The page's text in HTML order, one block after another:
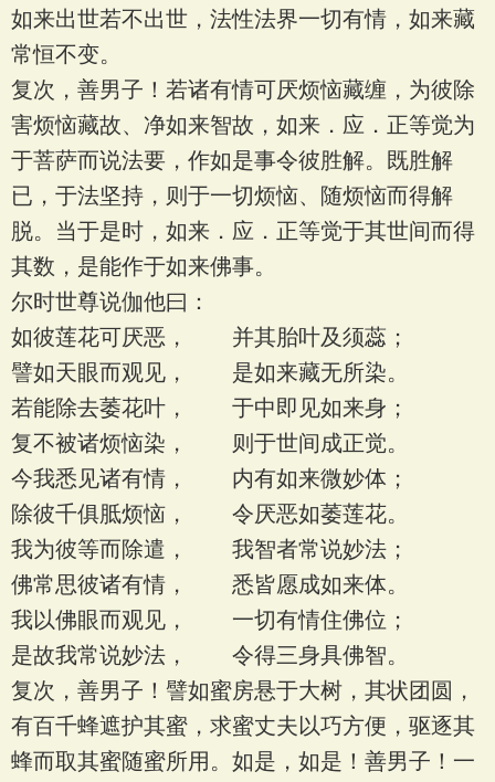
如来出世若不出世，法性法界一切有情，如来藏
常恒不变。
复次，善男子！若诸有情可厌烦恼藏缠，为彼除
害烦恼藏故、净如来智故，如来．应．正等觉为
于菩萨而说法要，作如是事令彼胜解。既胜解
已，于法坚持，则于一切烦恼、随烦恼而得解
脱。当于是时，如来．应．正等觉于其世间而得
其数，是能作于如来佛事。
尔时世尊说伽他曰：
如彼莲花可厌恶， 并其胎叶及须蕊；
譬如天眼而观见， 是如来藏无所染。
若能除去萎花叶， 于中即见如来身；
复不被诸烦恼染， 则于世间成正觉。
今我悉见诸有情， 内有如来微妙体；
除彼千俱胝烦恼， 令厌恶如萎莲花。
我为彼等而除遣， 我智者常说妙法；
佛常思彼诸有情， 悉皆愿成如来体。
我以佛眼而观见， 一切有情住佛位；
是故我常说妙法， 令得三身具佛智。
复次，善男子！譬如蜜房悬于大树，其状团圆，
有百千蜂遮护其蜜，求蜜丈夫以巧方便，驱逐其
蜂而取其蜜随蜜所用。如是，如是！善男子！一